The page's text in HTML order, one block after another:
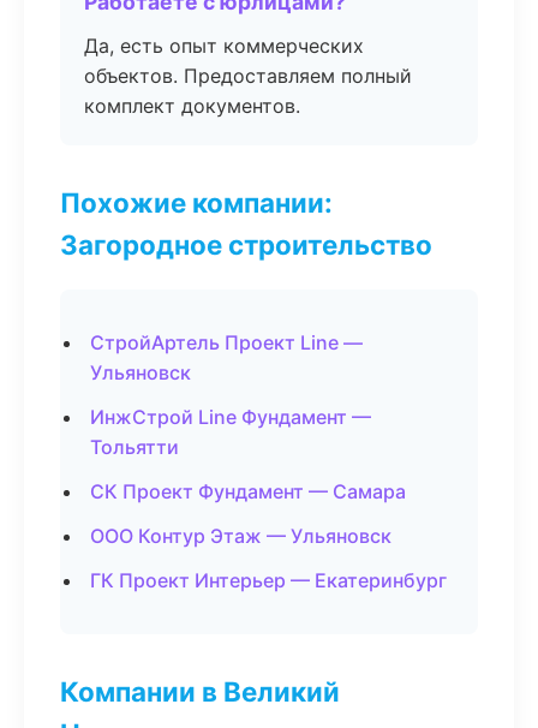
Да, есть опыт коммерческих
объектов. Предоставляем полный
комплект документов.
Похожие компании:
Загородное строительство
СтройАртель Проект Line —
Ульяновск
ИнжСтрой Line Фундамент —
Тольятти
СК Проект Фундамент — Самара
ООО Контур Этаж — Ульяновск
ГК Проект Интерьер — Екатеринбург
Компании в Великий